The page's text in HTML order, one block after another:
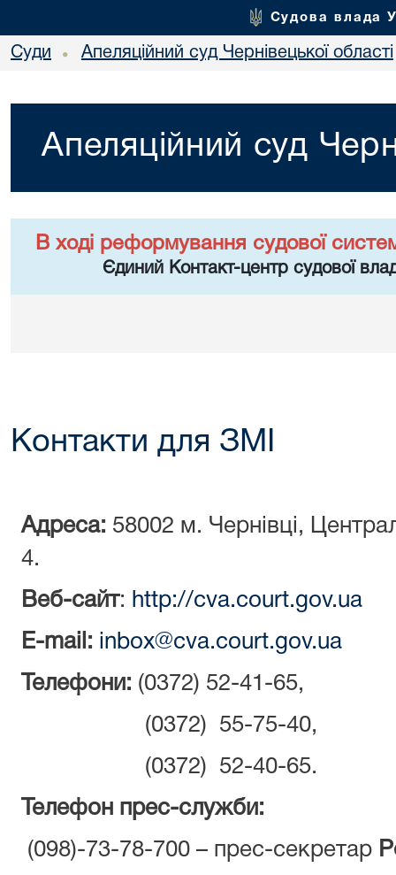
Судова влада
Суди • Апеляційний суд Чернівецької області
Апеляційний суд
В ході реформування судової
Єдиний Контакт-центр судової
Контакти для ЗМІ
Адреса: 58002 м. Чернівці,
4.
Веб-сайт: http://cva.court.gov.ua
E-mail: inbox@cva.court.gov.ua
Телефони: (0372) 52-41-65,
(0372) 55-75-40,
(0372) 52-40-65.
Телефон прес-служби:
(098)-73-78-700 – прес-секретар